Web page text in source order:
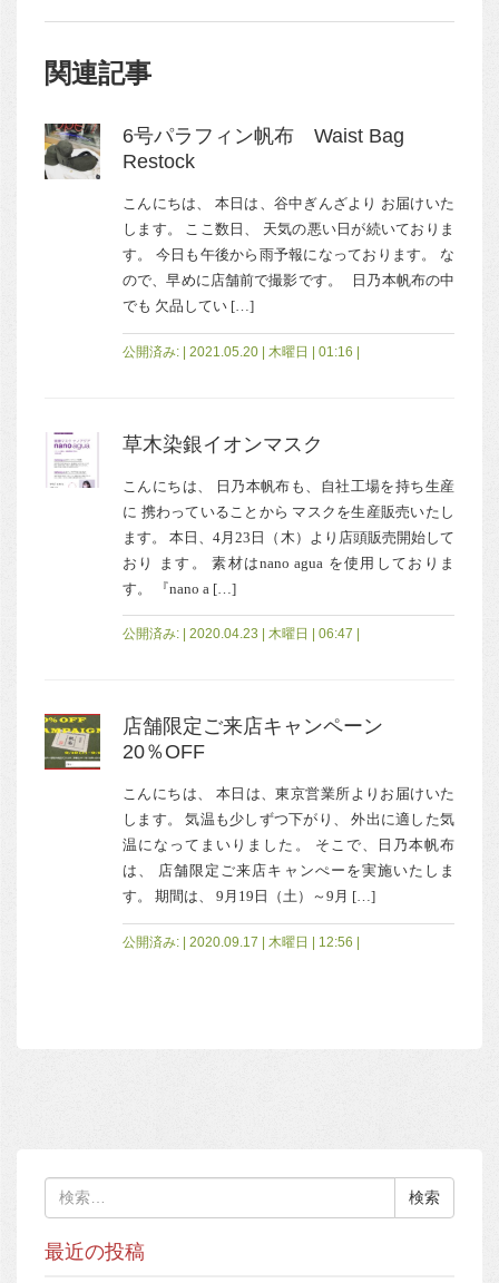
関連記事
6号パラフィン帆布 Waist Bag
Restock
こんにちは、 本日は、谷中ぎんざより お届けいた
します。 ここ数日、 天気の悪い日が続いておりま
す。 今日も午後から雨予報になっております。 な
ので、早めに店舗前で撮影です。 日乃本帆布の中
でも 欠品してい […]
公開済み: | 2021.05.20 | 木曜日 | 01:16 |
草木染銀イオンマスク
こんにちは、 日乃本帆布も、自社工場を持ち生産
に 携わっていることから マスクを生産販売いたし
ます。 本日、4月23日（木）より店頭販売開始して
おり ます。 素材はnano agua を使用しておりま
す。 『nano a […]
公開済み: | 2020.04.23 | 木曜日 | 06:47 |
店舗限定ご来店キャンペーン
20％OFF
こんにちは、 本日は、東京営業所よりお届けいた
します。 気温も少しずつ下がり、 外出に適した気
温になってまいりました。 そこで、日乃本帆布
は、 店舗限定ご来店キャンぺーを実施いたしま
す。 期間は、 9月19日（土）～9月 […]
公開済み: | 2020.09.17 | 木曜日 | 12:56 |
索:
最近の投稿